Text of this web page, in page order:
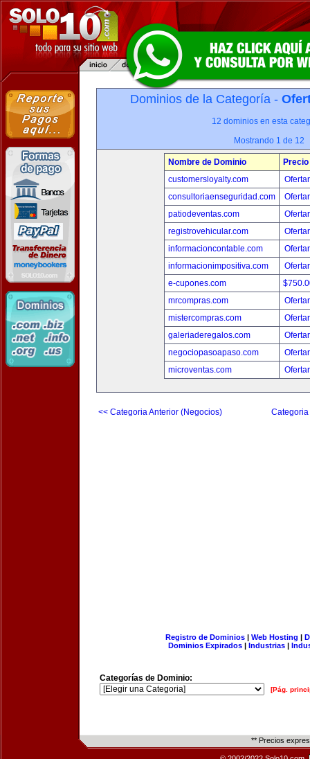
Dominios de la Categoría -
12 dominios en esta
Mostrando 1 de 12
Nombre de Dominio
Precio
customersloyalty.com
consultoriaenseguridad.com
patiodeventas.com
registrovehicular.com
informacioncontable.com
informacionimpositiva.com
e-cupones.com
mrcompras.com
mistercompras.com
galeriaderegalos.com
negociopasoapaso.com
microventas.com
<< Categoria Anterior (Negocios)
Registro de Dominios| Web Hosting |
Dominios Expirados | Industrias |
Categorías de Dominio:
[Pág.
** Precios